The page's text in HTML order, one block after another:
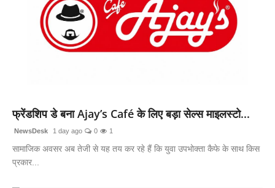
फ्रेंडशिप डे बना Ajay’s Café के लिए बड़ा सेल्स माइलस्टो...
NewsDesk 1 day ago 0 1
सामाजिक अवसर अब तेजी से यह तय कर रहे हैं कि युवा उपभोक्ता कैफे के साथ किस
प्रकार...